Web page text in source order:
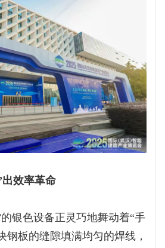
效率革命
银色设备正灵巧地舞动着“手
钢板的缝隙填满均匀的焊线，